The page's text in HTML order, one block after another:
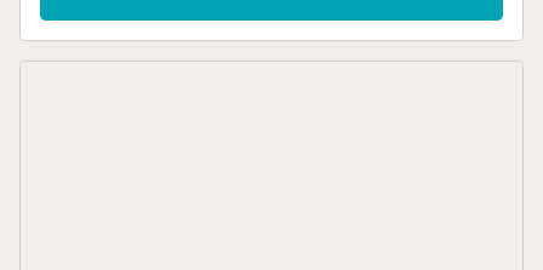
Położony w niewielkim kompleksie niskiej zabudowy,